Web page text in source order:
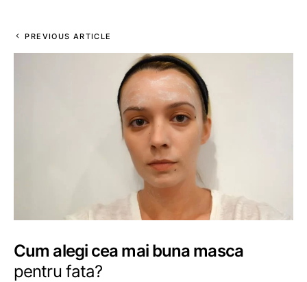
PREVIOUS ARTICLE
Cum alegi cea mai buna masca
pentru fata?